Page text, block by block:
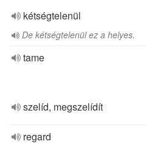
kétségtelenül
De kétségtelenül ez a helyes.
tame
szelíd, megszelídít
regard